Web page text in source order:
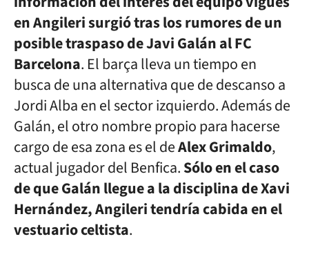
en Angileri surgió tras los rumores de un
posible traspaso de Javi Galán al FC
Barcelona. El barça lleva un tiempo en
busca de una alternativa que de descanso a
Jordi Alba en el sector izquierdo. Además de
Galán, el otro nombre propio para hacerse
cargo de esa zona es el deAlex Grimaldo,
actual jugador del Benfica.Sólo en el caso
de que Galán llegue a la disciplina de Xavi
Hernández, Angileri tendría cabida en el
vestuario celtista.